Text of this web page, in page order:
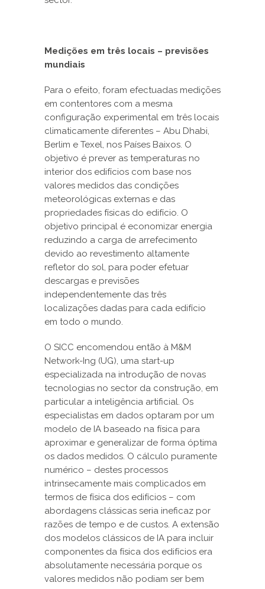
Medições em três locais – previsões
mundiais
Para o efeito, foram efectuadas medições
em contentores com a mesma
configuração experimental em três locais
climaticamente diferentes – Abu Dhabi,
Berlim e Texel, nos Países Baixos. O
objetivo é prever as temperaturas no
interior dos edifícios com base nos
valores medidos das condições
meteorológicas externas e das
propriedades físicas do edifício. O
objetivo principal é economizar energia
reduzindo a carga de arrefecimento
devido ao revestimento altamente
refletor do sol, para poder efetuar
descargas e previsões
independentemente das três
localizações dadas para cada edifício
em todo o mundo.
O SICC encomendou então à M&M
Network-Ing (UG), uma start-up
especializada na introdução de novas
tecnologias no sector da construção, em
particular a inteligência artificial. Os
especialistas em dados optaram por um
modelo de IA baseado na física para
aproximar e generalizar de forma óptima
os dados medidos. O cálculo puramente
numérico – destes processos
intrinsecamente mais complicados em
termos de física dos edifícios – com
abordagens clássicas seria ineficaz por
razões de tempo e de custos. A extensão
dos modelos clássicos de IA para incluir
componentes da física dos edifícios era
absolutamente necessária porque os
valores medidos não podiam ser bem